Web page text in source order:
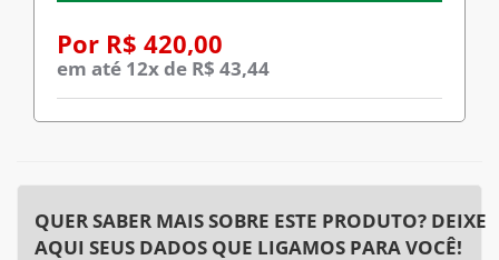
Por R$ 420,00
em até 12x de R$ 43,44
QUER SABER MAIS SOBRE ESTE PRODUTO? DEIXE
AQUI SEUS DADOS QUE LIGAMOS PARA VOCÊ!